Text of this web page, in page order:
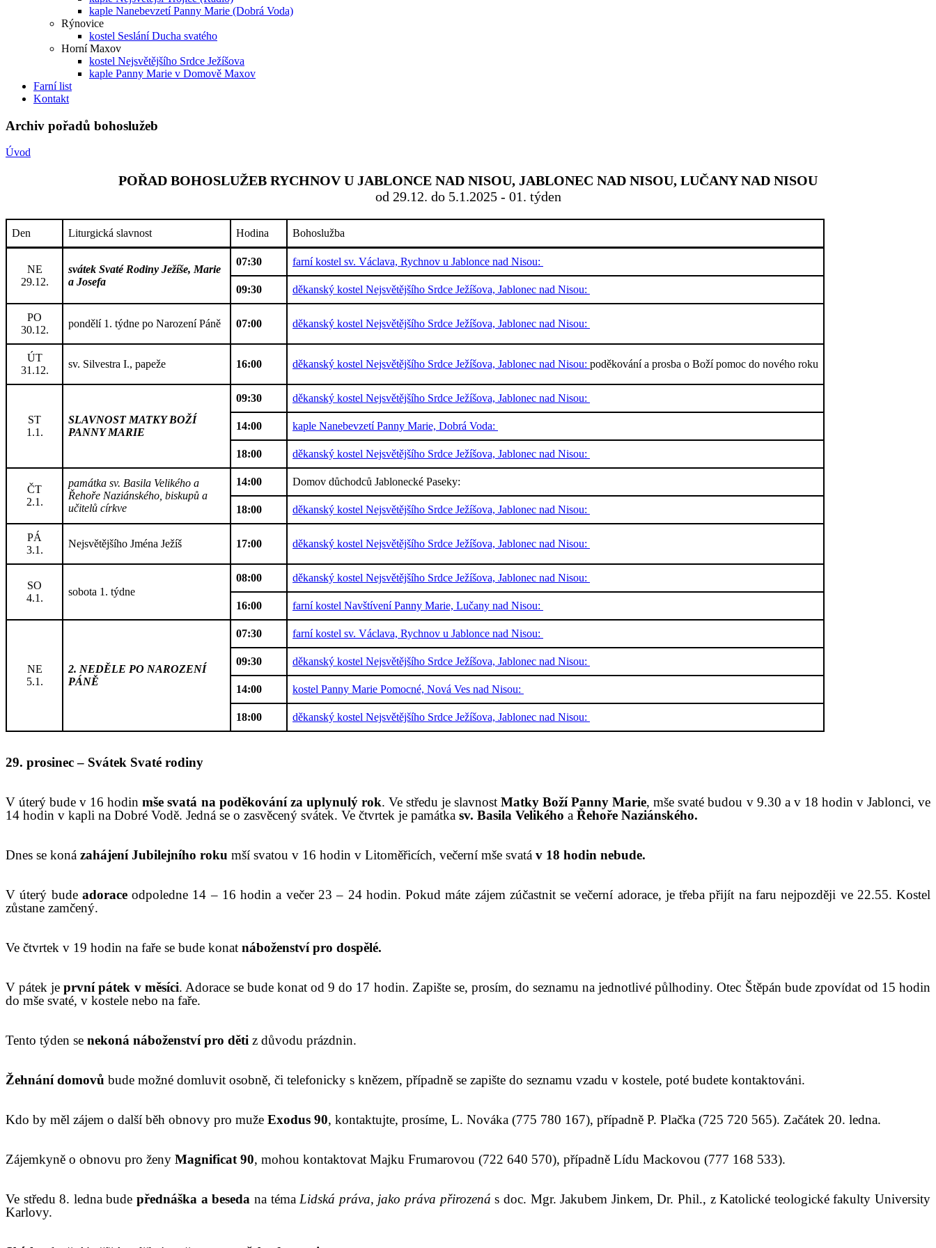
kaple Nanebevzetí Panny Marie (Dobrá Voda)
Rýnovice
kostel Seslání Ducha svatého
Horní Maxov
kostel Nejsvětějšího Srdce Ježíšova
kaple Panny Marie v Domově Maxov
Farní list
Kontakt
Archiv pořadů bohoslužeb
Úvod
POŘAD BOHOSLUŽEB RYCHNOV U JABLONCE NAD NISOU, JABLONEC NAD NISOU, LUČANY NAD NISOU
od 29.12. do 5.1.2025 - 01. týden
Den Liturgická slavnost Hodina Bohoslužba
NE
29.12.
svátek Svaté Rodiny Ježíše, Marie
a Josefa
07:30 farní kostel sv. Václava, Rychnov u Jablonce nad Nisou:
09:30 děkanský kostel Nejsvětějšího Srdce Ježíšova, Jablonec nad Nisou:
PO
30.12.
pondělí 1. týdne po Narození Páně 07:00 děkanský kostel Nejsvětějšího Srdce Ježíšova, Jablonec nad Nisou:
ÚT
31.12.
sv. Silvestra I., papeže 16:00 děkanský kostel Nejsvětějšího Srdce Ježíšova, Jablonec nad Nisou: poděkování a prosba o Boží pomoc do nového roku
ST
1.1.
SLAVNOST MATKY BOŽÍ
PANNY MARIE
09:30 děkanský kostel Nejsvětějšího Srdce Ježíšova, Jablonec nad Nisou:
14:00 kaple Nanebevzetí Panny Marie, Dobrá Voda:
18:00 děkanský kostel Nejsvětějšího Srdce Ježíšova, Jablonec nad Nisou:
ČT
2.1.
památka sv. Basila Velikého a
Řehoře Naziánského, biskupů a
učitelů církve
14:00 Domov důchodců Jablonecké Paseky:
18:00 děkanský kostel Nejsvětějšího Srdce Ježíšova, Jablonec nad Nisou:
PÁ
3.1.
Nejsvětějšího Jména Ježíš 17:00 děkanský kostel Nejsvětějšího Srdce Ježíšova, Jablonec nad Nisou:
SO
4.1.
sobota 1. týdne
08:00 děkanský kostel Nejsvětějšího Srdce Ježíšova, Jablonec nad Nisou:
16:00 farní kostel Navštívení Panny Marie, Lučany nad Nisou:
NE
5.1.
2. NEDĚLE PO NAROZENÍ
PÁNĚ
07:30 farní kostel sv. Václava, Rychnov u Jablonce nad Nisou:
09:30 děkanský kostel Nejsvětějšího Srdce Ježíšova, Jablonec nad Nisou:
14:00 kostel Panny Marie Pomocné, Nová Ves nad Nisou:
18:00 děkanský kostel Nejsvětějšího Srdce Ježíšova, Jablonec nad Nisou:
29. prosinec– Svátek Svaté rodiny
V úterý bude v 16 hodinmše svatá na poděkování za uplynulý rok. Ve středu je slavnostMatky Boží Panny Marie, mše svatébudou v 9.30 a v 18 hodin v Jablonci, ve
14 hodin v kapli na Dobré Vodě. Jedná se o zasvěcený svátek. Ve čtvrtek je památka sv. Basila Velikého a Řehoře Naziánského.
Dnes se koná zahájení Jubilejního roku mší svatou v 16 hodin v Litoměřicích, večerní mše svatá v 18 hodin nebude.
Vúterý bude adoraceodpoledne 14 – 16 hodin a večer 23 – 24 hodin. Pokud máte zájem zúčastnit se večerní adorace, je třeba přijít na faru nejpozději ve 22.55. Kostel
zůstane zamčený.
Ve čtvrtek v 19 hodin na faře se bude konat náboženství pro dospělé.
V pátek jeprvní pátek v měsíci. Adorace se bude konat od 9 do 17 hodin. Zapište se, prosím, do seznamu na jednotlivé půlhodiny.Otec Štěpán bude zpovídat od 15 hodin
do mše svaté, v kostele nebo na faře.
Tento týden se nekoná náboženství pro děti z důvodu prázdnin.
Žehnání domovů bude možné domluvit osobně, či telefonicky s knězem, případně se zapište do seznamu vzadu v kostele, poté budete kontaktováni.
Kdo by měl zájem o další běh obnovy pro muže Exodus 90, kontaktujte, prosíme, L. Nováka (775 780 167), případně P. Plačka (725 720 565). Začátek 20. ledna.
Zájemkyně o obnovu pro ženy Magnificat 90, mohou kontaktovat Majku Frumarovou (722 640 570), případně Lídu Mackovou (777 168 533).
Ve středu 8. ledna budepřednáška a beseda na témaLidská práva, jako práva přirozená s doc. Mgr. Jakubem Jinkem, Dr. Phil., zKatolické teologické fakultyUniversity
Karlovy.